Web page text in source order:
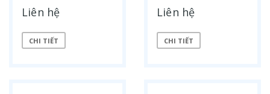
Liên hệ
CHI TIẾT
Liên hệ
CHI TIẾT